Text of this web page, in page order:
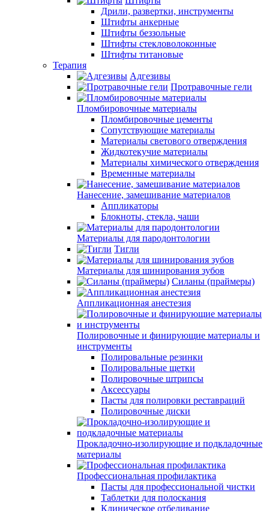
Дрили, развертки, инструменты
Штифты анкерные
Штифты беззольные
Штифты стекловолоконные
Штифты титановые
Терапия
Адгезивы
Протравочные гели
Пломбировочные материалы
Пломбировочные цементы
Сопутствующие материалы
Материалы светового отверждения
Жидкотекучие материалы
Материалы химического отверждения
Временные материалы
Нанесение, замешивание материалов
Аппликаторы
Блокноты, стекла, чаши
Материалы для пародонтологии
Тигли
Материалы для шинирования зубов
Силаны (праймеры)
Аппликационная анестезия
Полировочные и финирующие материалы и
инструменты
Полировальные резинки
Полировальные щетки
Полировочные штрипсы
Аксессуары
Пасты для полировки реставраций
Полировочные диски
Прокладочно-изолирующие и подкладочные
материалы
Профессиональная профилактика
Пасты для профессиональной чистки
Таблетки для полоскания
Клиническое отбеливание